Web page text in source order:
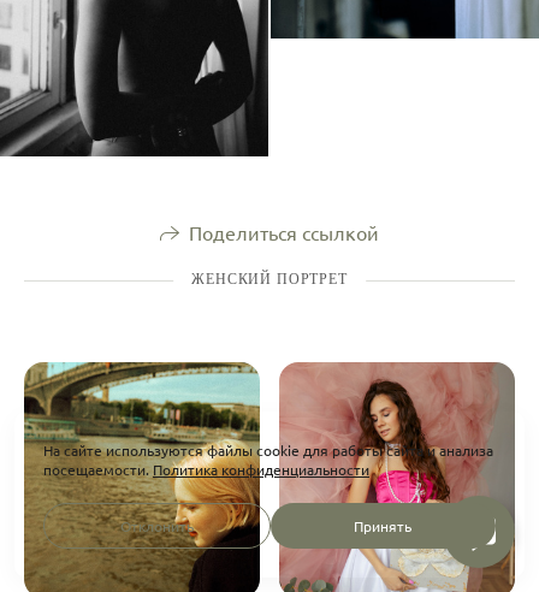
Поделиться ссылкой
ЖЕНСКИЙ ПОРТРЕТ
На сайте используются файлы cookie для работы сайта и анализа
посещаемости.Политика конфиденциальности
Отклонить Принять